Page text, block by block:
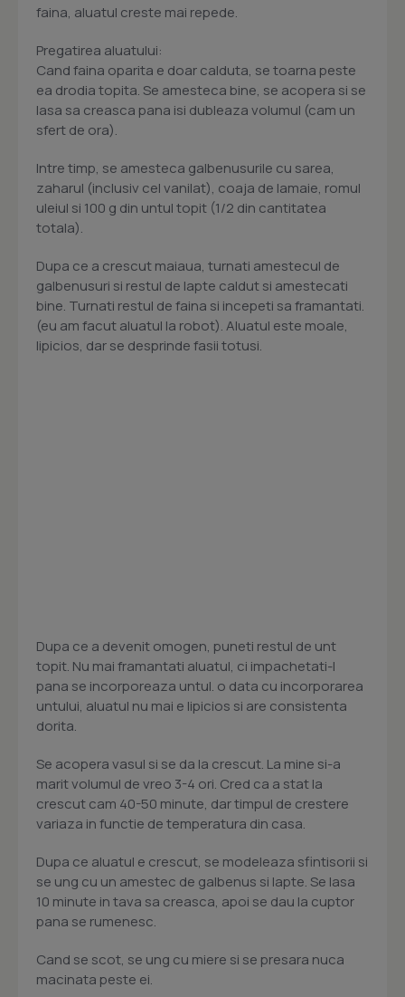
faina, aluatul creste mai repede.
Pregatirea aluatului:
Cand faina oparita e doar calduta, se toarna peste
ea drodia topita. Se amesteca bine, se acopera si se
lasa sa creasca pana isi dubleaza volumul (cam un
sfert de ora).
Intre timp, se amesteca galbenusurile cu sarea,
zaharul (inclusiv cel vanilat), coaja de lamaie, romul
uleiul si 100 g din untul topit (1/2 din cantitatea
totala).
Dupa ce a crescut maiaua, turnati amestecul de
galbenusuri si restul de lapte caldut si amestecati
bine. Turnati restul de faina si incepeti sa framantati.
(eu am facut aluatul la robot). Aluatul este moale,
lipicios, dar se desprinde fasii totusi.
Dupa ce a devenit omogen, puneti restul de unt
topit. Nu mai framantati aluatul, ci impachetati-l
pana se incorporeaza untul. o data cu incorporarea
untului, aluatul nu mai e lipicios si are consistenta
dorita.
Se acopera vasul si se da la crescut. La mine si-a
marit volumul de vreo 3-4 ori. Cred ca a stat la
crescut cam 40-50 minute, dar timpul de crestere
variaza in functie de temperatura din casa.
Dupa ce aluatul e crescut, se modeleaza sfintisorii si
se ung cu un amestec de galbenus si lapte. Se lasa
10 minute in tava sa creasca, apoi se dau la cuptor
pana se rumenesc.
Cand se scot, se ung cu miere si se presara nuca
macinata peste ei.